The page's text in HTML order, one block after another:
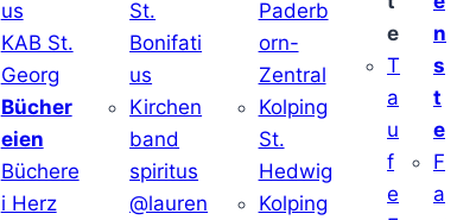
us
KAB St.
Georg
Bücher
eien
Büchere
i Herz
St.
Bonifati
us
Kirchen
band
spiritus
@lauren
Paderb
orn-
Zentral
Kolping
St.
Hedwig
Kolping
e
T
a
u
f
e
n
s
t
e
F
a